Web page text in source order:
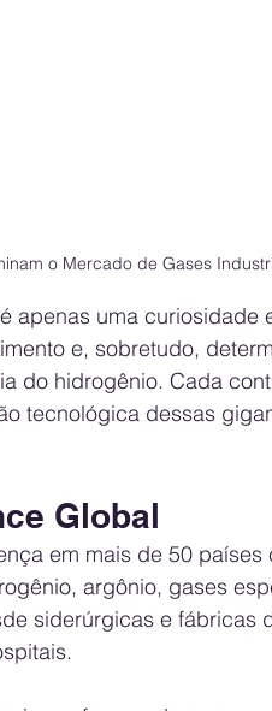
o Mercado de Gases
apenas uma
e, sobretudo,
do hidrogênio. Cada
tecnológica dessas
Global
em mais de 50
argônio, gases
siderúrgicas e fábricas